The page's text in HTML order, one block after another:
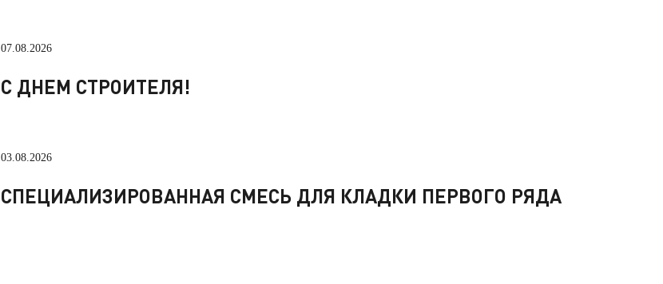
07.08.2026
С ДНЕМ СТРОИТЕЛЯ!
03.08.2026
СПЕЦИАЛИЗИРОВАННАЯ СМЕСЬ ДЛЯ КЛАДКИ ПЕРВОГО РЯДА